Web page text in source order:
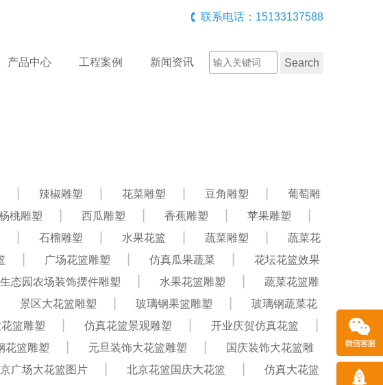
联系电话：15133137588
产品中心 工程案例 新闻资讯
辣椒雕塑 花菜雕塑 豆角雕塑
葡萄雕
桃雕塑 西瓜雕塑 香蕉雕塑
苹果雕塑
石榴雕塑 水果花篮 蔬菜雕塑
蔬菜花
广场花篮雕塑 仿真瓜果蔬菜
花坛花篮效果
生态园农场装饰摆件雕塑 水果花篮雕塑
蔬菜花篮雕
景区大花篮雕塑 玻璃钢果篮雕塑
玻璃钢蔬菜花
篮雕塑 仿真花篮景观雕塑
开业庆贺仿真花篮
花篮雕塑 元旦装饰大花篮雕塑
国庆装饰大花篮雕
广场大花篮图片 北京花篮国庆大花篮
仿真大花篮